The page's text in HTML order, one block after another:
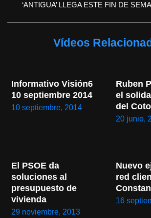
‘ANTIGUA’ LLEGA ESTE FIN DE
Vídeos
Informativo Visión6
10 septiembre 2014
10 septiembre, 2014
Ruben
el
del
20 junio,
El PSOE da
soluciones al
presupuesto de
vivienda
29 noviembre, 2013
Nuevo
red
16